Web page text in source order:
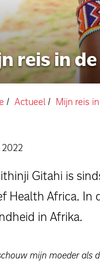
reis in
Actueel Mijn reis
Gitahi is
Health Africa. In
in Afrika.
mijn moeder als